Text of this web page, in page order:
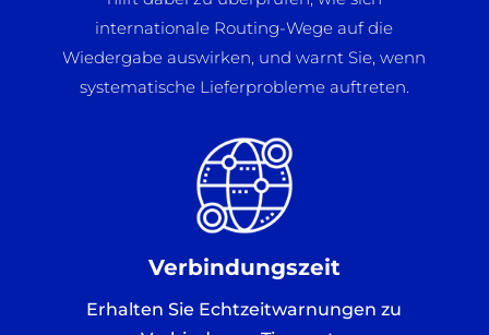
internationale Routing-Wege auf die
Wiedergabe auswirken, und warnt Sie, wenn
systematische Lieferprobleme auftreten.
Verbindungszeit
Erhalten Sie Echtzeitwarnungen zu